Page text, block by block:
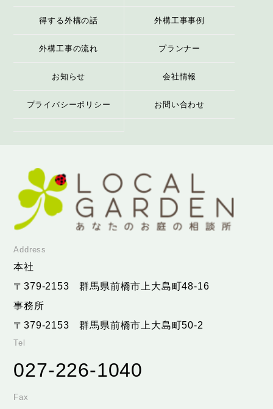
得する外構の話 外構工事事例
外構工事の流れ プランナー
お知らせ 会社情報
プライバシーポリシー お問い合わせ
Address
本社
〒379-2153群馬県前橋市上大島町48-16
事務所
〒379-2153群馬県前橋市上大島町50-2
Tel
027-226-1040
Fax